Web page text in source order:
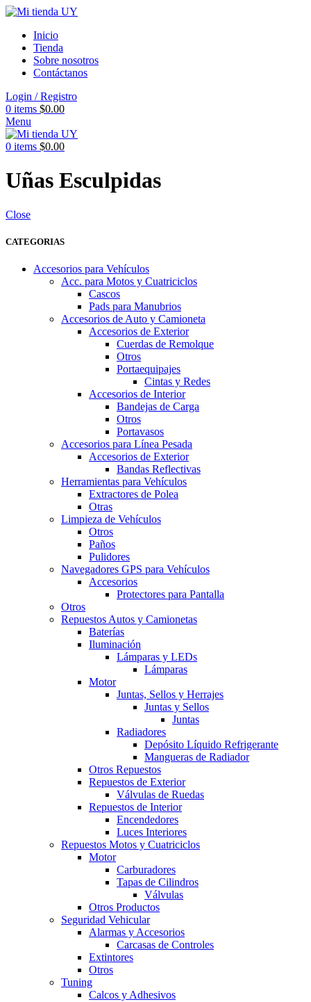
Inicio
Tienda
Sobre nosotros
Contáctanos
Login / Registro
0 items $0.00
Menu
0 items $0.00
Uñas Esculpidas
Close
CATEGORIAS
Accesorios para Vehículos
Acc. para Motos y Cuatriciclos
Cascos
Pads para Manubrios
Accesorios de Auto y Camioneta
Accesorios de Exterior
Cuerdas de Remolque
Otros
Portaequipajes
Cintas y Redes
Accesorios de Interior
Bandejas de Carga
Otros
Portavasos
Accesorios para Línea Pesada
Accesorios de Exterior
Bandas Reflectivas
Herramientas para Vehículos
Extractores de Polea
Otras
Limpieza de Vehículos
Otros
Paños
Pulidores
Navegadores GPS para Vehículos
Accesorios
Protectores para Pantalla
Otros
Repuestos Autos y Camionetas
Baterías
Iluminación
Lámparas y LEDs
Lámparas
Motor
Juntas, Sellos y Herrajes
Juntas y Sellos
Juntas
Radiadores
Depósito Líquido Refrigerante
Mangueras de Radiador
Otros Repuestos
Repuestos de Exterior
Válvulas de Ruedas
Repuestos de Interior
Encendedores
Luces Interiores
Repuestos Motos y Cuatriciclos
Motor
Carburadores
Tapas de Cilindros
Válvulas
Otros Productos
Seguridad Vehicular
Alarmas y Accesorios
Carcasas de Controles
Extintores
Otros
Tuning
Calcos y Adhesivos